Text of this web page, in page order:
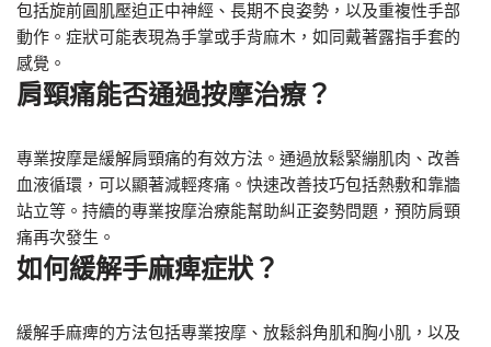
包括旋前圓肌壓迫正中神經、長期不良姿勢，以及重複性手部
動作。症狀可能表現為手掌或手背麻木，如同戴著露指手套的
感覺。
肩頸痛能否通過按摩治療？
專業按摩是緩解肩頸痛的有效方法。通過放鬆緊繃肌肉、改善
血液循環，可以顯著減輕疼痛。快速改善技巧包括熱敷和靠牆
站立等。持續的專業按摩治療能幫助糾正姿勢問題，預防肩頸
痛再次發生。
如何緩解手麻痺症狀？
緩解手麻痺的方法包括專業按摩、放鬆斜角肌和胸小肌，以及